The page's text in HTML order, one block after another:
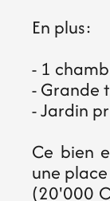
En plus:
- 1
- Grande
- Jardin
Ce bien
une
(20'000